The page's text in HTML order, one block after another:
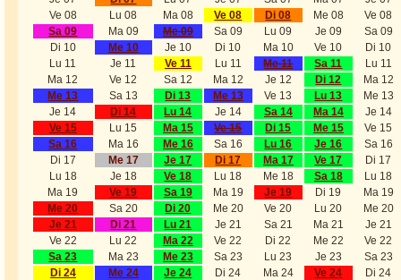
Ve 08
Lu 08 Ma 08 Ve 08 Di 08 Me 08
Ve 08
Sa 09
Ma 09 Me 09 Sa 09 Lu 09 Je 09
Sa 09
Di 10
Me 10 Je 10 Di 10 Ma 10 Ve 10
Di 10
Lu 11
Je 11 Ve 11 Lu 11 Me 11 Sa 11
Lu 11
Ma 12
Ve 12 Sa 12 Ma 12 Je 12 Di 12
Ma 12
Me 13
Sa 13 Di 13 Me 13 Ve 13 Lu 13
Me 13
Je 14
Di 14 Lu 14 Je 14 Sa 14 Ma 14
Je 14
Ve 15
Lu 15 Ma 15 Ve 15 Di 15 Me 15
Ve 15
Sa 16
Ma 16 Me 16 Sa 16 Lu 16 Je 16
Sa 16
Di 17
Me 17 Je 17 Di 17 Ma 17 Ve 17
Di 17
Lu 18
Je 18 Ve 18 Lu 18 Me 18 Sa 18
Lu 18
Ma 19
Ve 19 Sa 19 Ma 19 Je 19 Di 19
Ma 19
Me 20
Sa 20 Di 20 Me 20 Ve 20 Lu 20
Me 20
Je 21
Di 21 Lu 21 Je 21 Sa 21 Ma 21
Je 21
Ve 22
Lu 22 Ma 22 Ve 22 Di 22 Me 22
Ve 22
Sa 23
Ma 23 Me 23 Sa 23 Lu 23 Je 23
Sa 23
Di 24
Me 24 Je 24 Di 24 Ma 24 Ve 24
Di 24